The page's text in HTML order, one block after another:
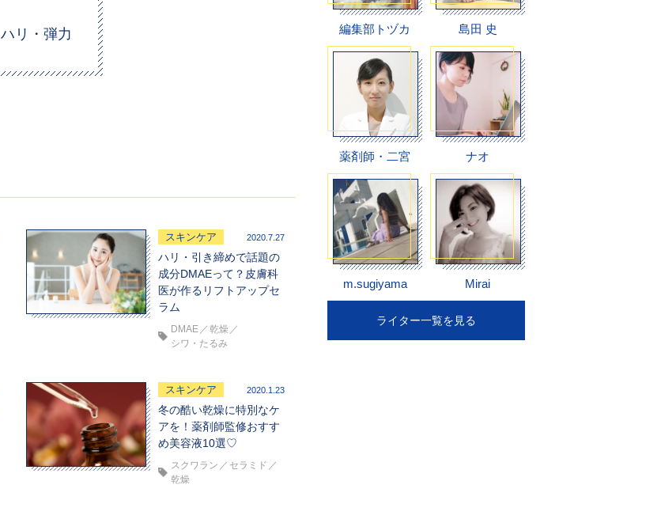
ハリ・弾力
スキンケア 2020.7.27
ハリ・引き締めで話題の
成分DMAEって？皮膚科
医が作るリフトアップセ
ラム
DMAE
乾燥
シワ・たるみ
スキンケア 2020.1.23
冬の酷い乾燥に特別なケ
アを！薬剤師監修おすす
め美容液10選♡
スクワラン
セラミド
乾燥
編集部トヅカ 島田 史
薬剤師・二宮 ナオ
m.sugiyama Mirai
ライター一覧を見る